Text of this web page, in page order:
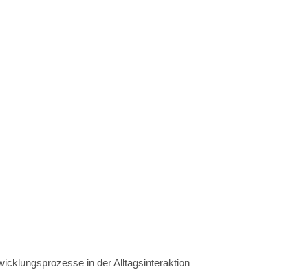
in der Alltagsinteraktion